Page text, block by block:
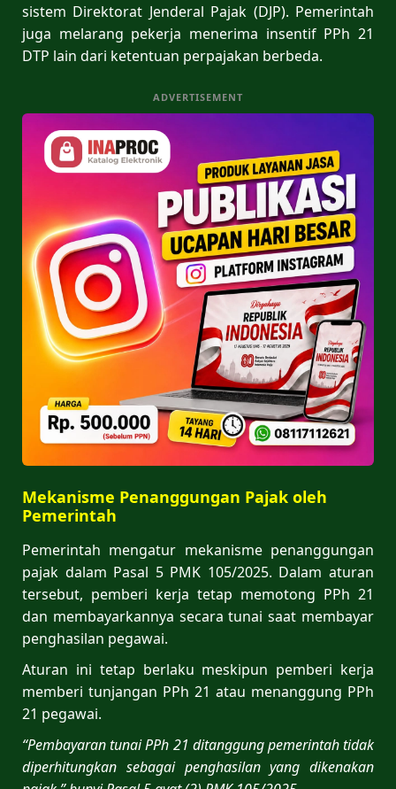
sistem Direktorat Jenderal Pajak (DJP). Pemerintah
juga melarang pekerja menerima insentif PPh 21
DTP lain dari ketentuan perpajakan berbeda.
ADVERTISEMENT
Mekanisme Penanggungan Pajak oleh
Pemerintah
Pemerintah mengatur mekanisme penanggungan
pajak dalam Pasal 5 PMK 105/2025. Dalam aturan
tersebut, pemberi kerja tetap memotong PPh 21
dan membayarkannya secara tunai saat membayar
penghasilan pegawai.
Aturan ini tetap berlaku meskipun pemberi kerja
memberi tunjangan PPh 21 atau menanggung PPh
21 pegawai.
“Pembayaran tunai PPh 21 ditanggung pemerintah tidak
diperhitungkan sebagai penghasilan yang dikenakan